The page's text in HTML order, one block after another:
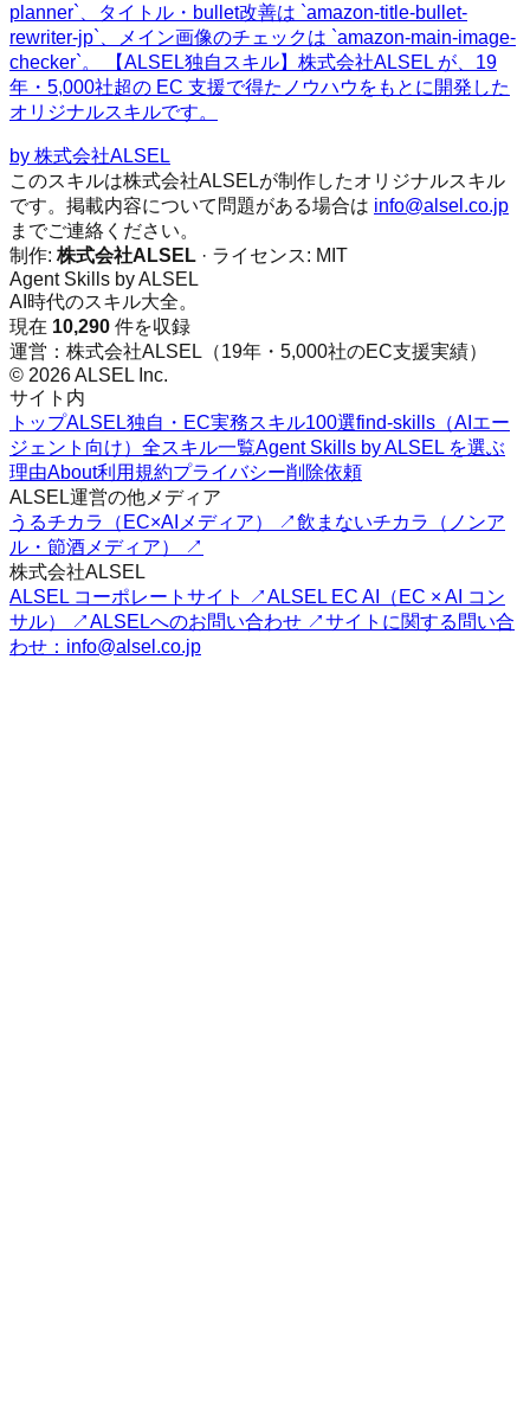
planner`、タイトル・bullet改善は `amazon-title-bullet-
rewriter-jp`、メイン画像のチェックは `amazon-main-image-
checker`。 【ALSEL独自スキル】株式会社ALSEL が、19
年・5,000社超の EC 支援で得たノウハウをもとに開発した
オリジナルスキルです。
by 株式会社ALSEL
このスキルは株式会社ALSELが制作したオリジナルスキル
です。掲載内容について問題がある場合は info@alsel.co.jp
までご連絡ください。
制作: 株式会社ALSEL · ライセンス: MIT
Agent Skills by ALSEL
AI時代のスキル大全。
現在 10,290 件を収録
運営：株式会社ALSEL（19年・5,000社のEC支援実績）
© 2026 ALSEL Inc.
サイト内
トップALSEL独自・EC実務スキル100選find-skills（AIエー
ジェント向け） 全スキル一覧Agent Skills by ALSEL を選ぶ
理由About利用規約プライバシー削除依頼
ALSEL運営の他メディア
うるチカラ（EC×AIメディア） ↗飲まないチカラ（ノンア
ル・節酒メディア） ↗
株式会社ALSEL
ALSEL コーポレートサイト ↗ALSEL EC AI（EC × AI コン
サル） ↗ALSELへのお問い合わせ ↗サイトに関する問い合
わせ：info@alsel.co.jp